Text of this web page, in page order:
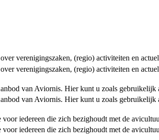
verenigingszaken, (regio) activiteiten en
verenigingszaken, (regio) activiteiten en
van Aviornis. Hier kunt u zoals gebruikelijk
van Aviornis. Hier kunt u zoals gebruikelijk
iedereen die zich bezighoudt met de
iedereen die zich bezighoudt met de